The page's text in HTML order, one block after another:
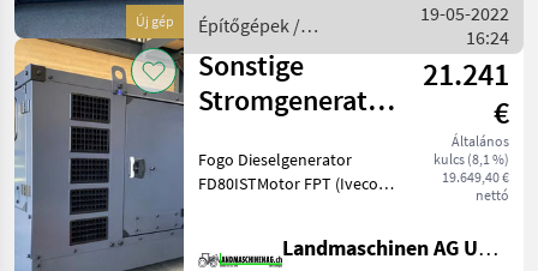
Új gép
・ Größe Kraftstofftan
Építőgépek /
Sonstige
19-05-2022
16:24
Sonstige
Stromgenerator
21.241
€
Általános
kulcs (8,1 %)
19.649,40 €
nettó
Fogo Dieselgenerator
FD80ISTMotor FPT (Iveco)
PhasigLeistung 80 kVA // 64
Landmaschinen AG Uettligen